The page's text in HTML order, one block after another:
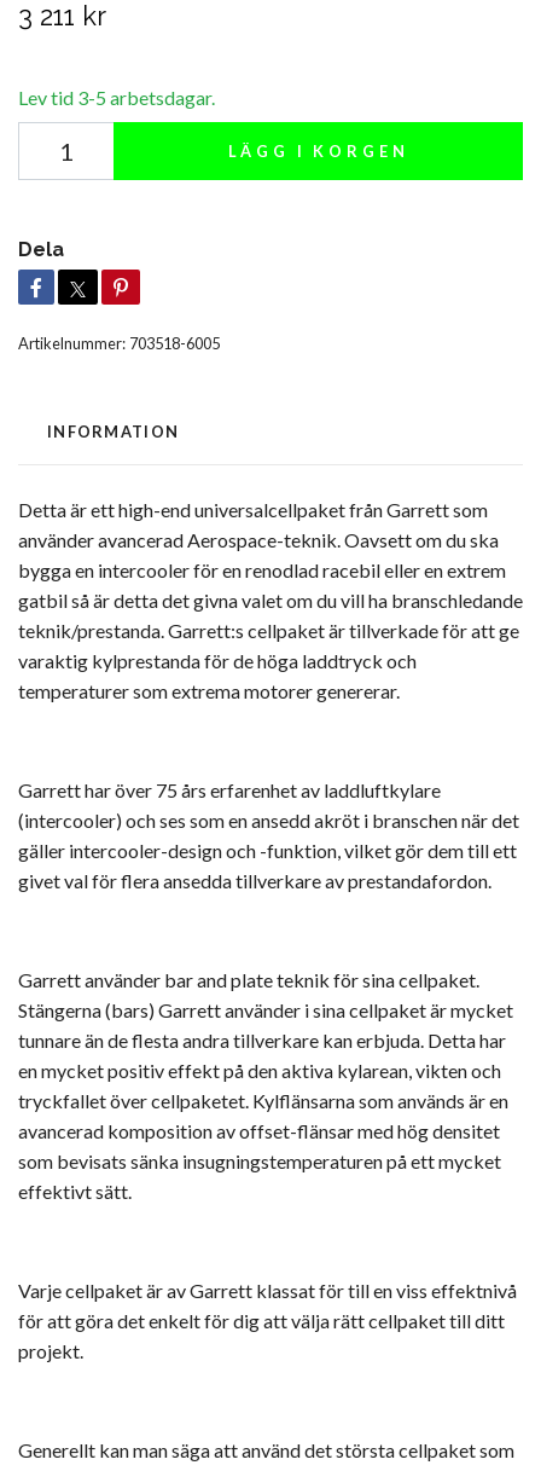
3 211 kr
Lev tid 3-5 arbetsdagar.
LÄGG I KORGEN
Dela
Artikelnummer: 703518-6005
INFORMATION
Detta är ett high-end universalcellpaket från Garrett som
använder avancerad Aerospace-teknik. Oavsett om du ska
bygga en intercooler för en renodlad racebil eller en extrem
gatbil så är detta det givna valet om du vill ha branschledande
teknik/prestanda. Garrett:s cellpaket är tillverkade för att ge
varaktig kylprestanda för de höga laddtryck och
temperaturer som extrema motorer genererar.
Garrett har över 75 års erfarenhet av laddluftkylare
(intercooler) och ses som en ansedd akröt i branschen när det
gäller intercooler-design och -funktion, vilket gör dem till ett
givet val för flera ansedda tillverkare av prestandafordon.
Garrett använder bar and plate teknik för sina cellpaket.
Stängerna (bars) Garrett använder i sina cellpaket är mycket
tunnare än de flesta andra tillverkare kan erbjuda. Detta har
en mycket positiv effekt på den aktiva kylarean, vikten och
tryckfallet över cellpaketet. Kylflänsarna som används är en
avancerad komposition av offset-flänsar med hög densitet
som bevisats sänka insugningstemperaturen på ett mycket
effektivt sätt.
Varje cellpaket är av Garrett klassat för till en viss effektnivå
för att göra det enkelt för dig att välja rätt cellpaket till ditt
projekt.
Generellt kan man säga att använd det största cellpaket som